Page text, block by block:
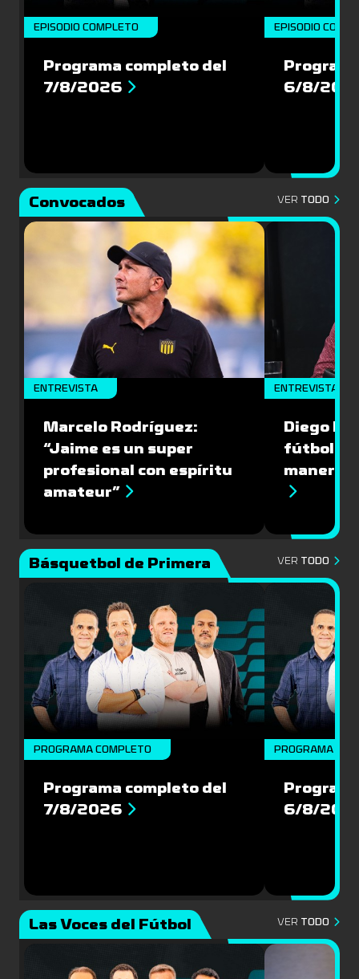
EPISODIO COMPLETO
Programa completo del
7/8/2026
EPISODIO
6/8/
Convocados VER TODO
ENTREVISTA
Marcelo Rodríguez:
“Jaime es un super
profesional con espíritu
amateur”
ENTREVISTA
Diego
fútbol
manera
Básquetbol de Primera VER TODO
PROGRAMA COMPLETO
Programa completo del
7/8/2026
PROGRAMA
6/8/
Las Voces del Fútbol VER TODO